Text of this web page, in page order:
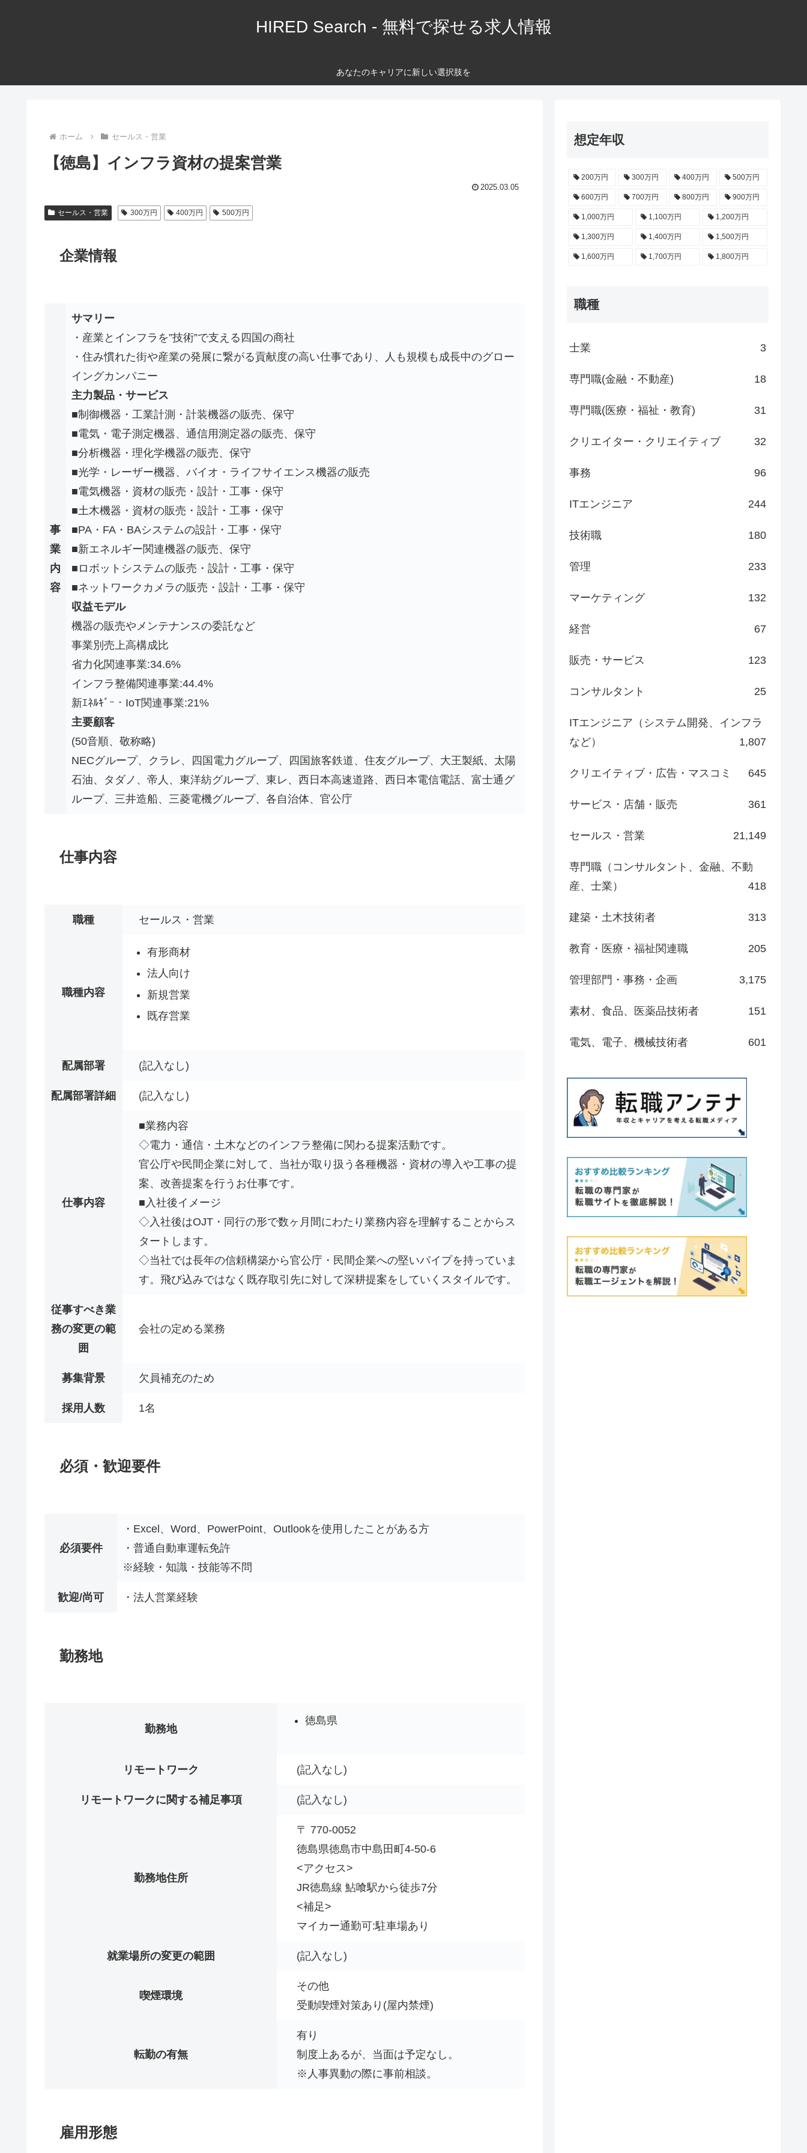
HIRED Search - 無料で探せる求人情報
あなたのキャリアに新しい選択肢を
ホーム セールス・営業
【徳島】インフラ資材の提案営業
2025.03.05
セールス・営業 300万円 400万円 500万円
企業情報
事
業
内
容
サマリー
・産業とインフラを”技術”で支える四国の商社
・住み慣れた街や産業の発展に繋がる貢献度の高い仕事であり、人も規模も成長中のグロー
イングカンパニー
主力製品・サービス
■制御機器・工業計測・計装機器の販売、保守
■電気・電子測定機器、通信用測定器の販売、保守
■分析機器・理化学機器の販売、保守
■光学・レーザー機器、バイオ・ライフサイエンス機器の販売
■電気機器・資材の販売・設計・工事・保守
■土木機器・資材の販売・設計・工事・保守
■PA・FA・BAシステムの設計・工事・保守
■新エネルギー関連機器の販売、保守
■ロボットシステムの販売・設計・工事・保守
■ネットワークカメラの販売・設計・工事・保守
収益モデル
機器の販売やメンテナンスの委託など
事業別売上高構成比
省力化関連事業:34.6%
インフラ整備関連事業:44.4%
新ｴﾈﾙｷﾞｰ・IoT関連事業:21%
主要顧客
(50音順、敬称略)
NECグループ、クラレ、四国電力グループ、四国旅客鉄道、住友グループ、大王製紙、太陽
石油、タダノ、帝人、東洋紡グループ、東レ、西日本高速道路、西日本電信電話、富士通グ
ループ、三井造船、三菱電機グループ、各自治体、官公庁
仕事内容
職種 セールス・営業
職種内容
有形商材
法人向け
新規営業
既存営業
配属部署 (記入なし)
配属部署詳細 (記入なし)
仕事内容
■業務内容
◇電力・通信・土木などのインフラ整備に関わる提案活動です。
官公庁や民間企業に対して、当社が取り扱う各種機器・資材の導入や工事の提
案、改善提案を行うお仕事です。
■入社後イメージ
◇入社後はOJT・同行の形で数ヶ月間にわたり業務内容を理解することからス
タートします。
◇当社では長年の信頼構築から官公庁・民間企業への堅いパイプを持っていま
す。飛び込みではなく既存取引先に対して深耕提案をしていくスタイルです。
従事すべき業
務の変更の範
囲
会社の定める業務
募集背景 欠員補充のため
採用人数 1名
必須・歓迎要件
必須要件
・Excel、Word、PowerPoint、Outlookを使用したことがある方
・普通自動車運転免許
※経験・知識・技能等不問
歓迎/尚可 ・法人営業経験
勤務地
勤務地
徳島県
リモートワーク (記入なし)
リモートワークに関する補足事項 (記入なし)
勤務地住所
〒 770-0052
徳島県徳島市中島田町4-50-6
<アクセス>
JR徳島線 鮎喰駅から徒歩7分
<補足>
マイカー通勤可:駐車場あり
就業場所の変更の範囲 (記入なし)
喫煙環境
その他
受動喫煙対策あり(屋内禁煙)
転勤の有無
有り
制度上あるが、当面は予定なし。
※人事異動の際に事前相談。
雇用形態
想定年収
200万円 300万円 400万円 500万円
600万円 700万円 800万円 900万円
1,000万円 1,100万円 1,200万円
1,300万円 1,400万円 1,500万円
1,600万円 1,700万円 1,800万円
職種
士業 3
専門職(金融・不動産) 18
専門職(医療・福祉・教育) 31
クリエイター・クリエイティブ 32
事務 96
ITエンジニア 244
技術職 180
管理 233
マーケティング 132
経営 67
販売・サービス 123
コンサルタント 25
ITエンジニア（システム開発、インフラ
など）
1,807
クリエイティブ・広告・マスコミ 645
サービス・店舗・販売 361
セールス・営業 21,149
専門職（コンサルタント、金融、不動
産、士業）
418
建築・土木技術者 313
教育・医療・福祉関連職 205
管理部門・事務・企画 3,175
素材、食品、医薬品技術者 151
電気、電子、機械技術者 601